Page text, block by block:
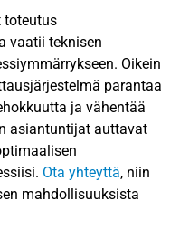
toteutus
vaatii teknisen
Oikein
parantaa
ja vähentää
asiantuntijat auttavat
Ota yhteyttä, niin
mahdollisuuksista